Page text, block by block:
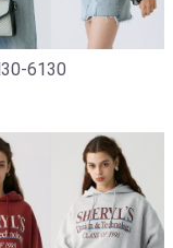
6130